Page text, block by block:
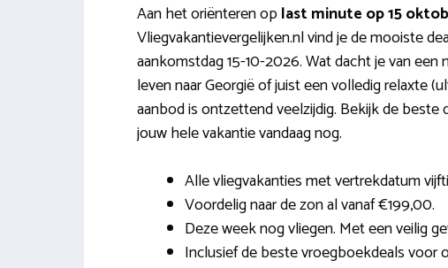
Aan het oriënteren oplast minute op 15
Vliegvakantievergelijken.nl vind je de mooiste
aankomstdag 15-10-2026. Wat dacht je van
leven naar Georgië of juist een volledig relaxte
aanbod is ontzettend veelzijdig. Bekijk de beste
jouw hele vakantie vandaag nog.
Alle vliegvakanties met vertrekdatum
Voordelig naar de zon al vanaf €199,00.
Deze week nog vliegen. Met een veilig
Inclusief de beste vroegboekdeals voor